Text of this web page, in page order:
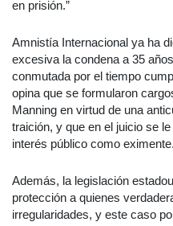
en prisión.”
Amnistía Internacional ya ha
excesiva la condena a 35
conmutada por el tiempo
opina que se formularon
Manning en virtud de una
traición, y que en el juicio se
interés público como eximente.
Además, la legislación
protección a quienes
irregularidades, y este caso